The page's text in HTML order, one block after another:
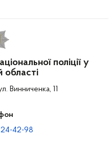
поліції у
області
Винниченка, 11
42-98